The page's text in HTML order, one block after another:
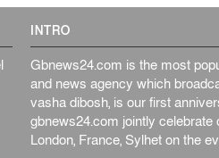
INTRO
Gbnews24.com is the most
and news agency which
vasha dibosh, is our first
gbnews24.com jointly
London, France, Sylhet on the